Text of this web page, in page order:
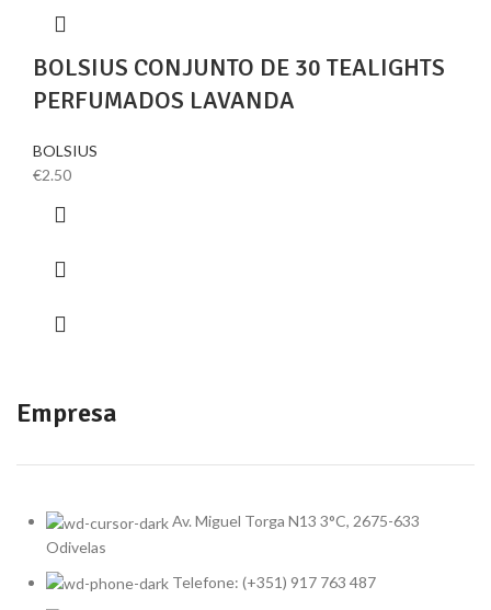
BOLSIUS CONJUNTO DE 30 TEALIGHTS
PERFUMADOS LAVANDA
BOLSIUS
€2.50
Empresa
Av. Miguel Torga N13 3°C, 2675-633
Odivelas
Telefone: (+351) 917 763 487